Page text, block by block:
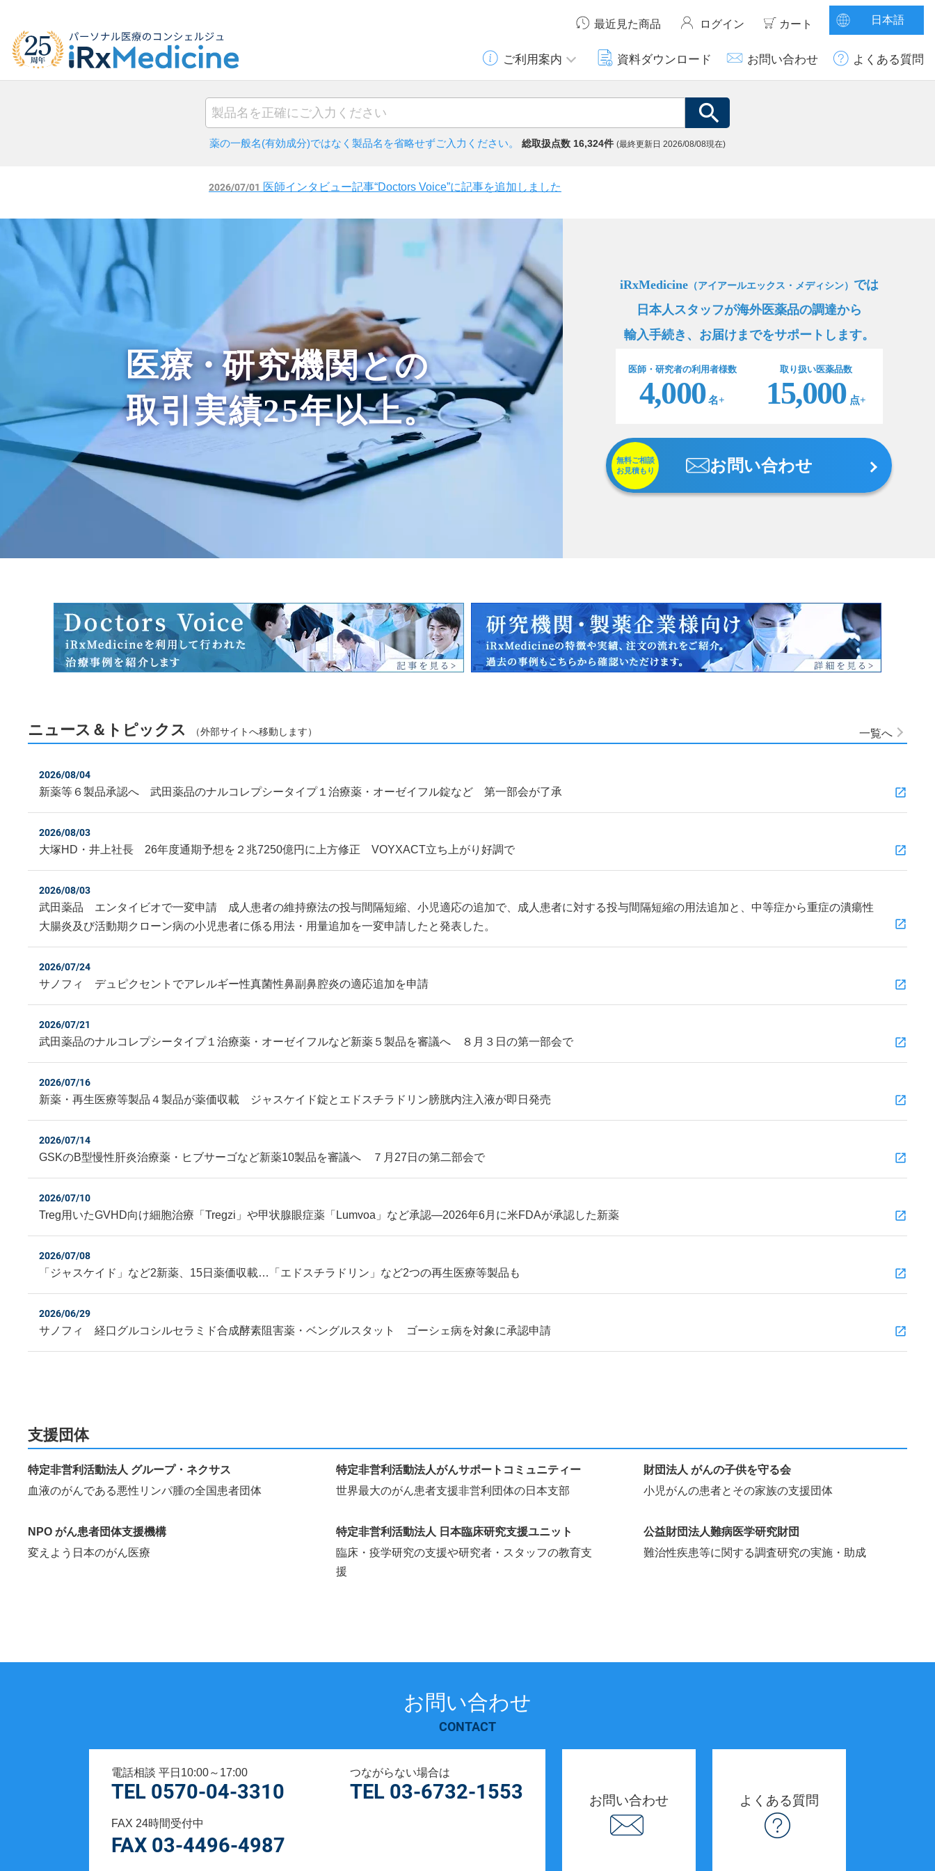
最近見た商品 ログイン カート 日本語
ご利用案内 資料ダウンロード お問い合わせ よくある質問
薬の一般名(有効成分)ではなく 製品名を省略せずご入力ください。 総取扱点数 16,324件 (最終更新日 2026/08/08現在)
2026/07/01 医師インタビュー記事“Doctors Voice”に記事を追加しました
医療・研究機関との
取引実績25年以上。
iRxMedicine（アイアールエックス・メディシン） では
日本人スタッフが海外医薬品の調達から
輸入手続き、お届けまでをサポートします。
医師・研究者の利用者様数
4,000 名+
取り扱い医薬品数
15,000 点+
無料ご相談
お見積もり
お問い合わせ
ニュース＆トピックス （外部サイトへ移動します） 一覧へ
2026/08/04
新薬等６製品承認へ 武田薬品のナルコレプシータイプ１治療薬・オーゼイフル錠など 第一部会が了承
2026/08/03
大塚HD・井上社長 26年度通期予想を２兆7250億円に上方修正 VOYXACT立ち上がり好調で
2026/08/03
武田薬品 エンタイビオで一変申請 成人患者の維持療法の投与間隔短縮、小児適応の追加で、成人患者に対する投与間隔短縮の用法追加と、中等症から重症の潰瘍性
大腸炎及び活動期クローン病の小児患者に係る用法・用量追加を一変申請したと発表した。
2026/07/24
サノフィ デュピクセントでアレルギー性真菌性鼻副鼻腔炎の適応追加を申請
2026/07/21
武田薬品のナルコレプシータイプ１治療薬・オーゼイフルなど新薬５製品を審議へ ８月３日の第一部会で
2026/07/16
新薬・再生医療等製品４製品が薬価収載 ジャスケイド錠とエドスチラドリン膀胱内注入液が即日発売
2026/07/14
GSKのB型慢性肝炎治療薬・ヒブサーゴなど新薬10製品を審議へ ７月27日の第二部会で
2026/07/10
Treg用いたGVHD向け細胞治療「Tregzi」や甲状腺眼症薬「Lumvoa」など承認―2026年6月に米FDAが承認した新薬
2026/07/08
「ジャスケイド」など2新薬、15日薬価収載…「エドスチラドリン」など2つの再生医療等製品も
2026/06/29
サノフィ 経口グルコシルセラミド合成酵素阻害薬・ベングルスタット ゴーシェ病を対象に承認申請
支援団体
特定非営利活動法人 グループ・ネクサス
血液のがんである悪性リンパ腫の全国患者団体
特定非営利活動法人がんサポートコミュニティー
世界最大のがん患者支援非営利団体の日本支部
財団法人 がんの子供を守る会
小児がんの患者とその家族の支援団体
NPO がん患者団体支援機構
変えよう日本のがん医療
特定非営利活動法人 日本臨床研究支援ユニット
臨床・疫学研究の支援や研究者・スタッフの教育支
援
公益財団法人難病医学研究財団
難治性疾患等に関する調査研究の実施・助成
お問い合わせ
CONTACT
電話相談 平日10:00～17:00
TEL 0570-04-3310
つながらない場合は
TEL 03-6732-1553
FAX 24時間受付中
FAX 03-4496-4987
お問い合わせ よくある質問